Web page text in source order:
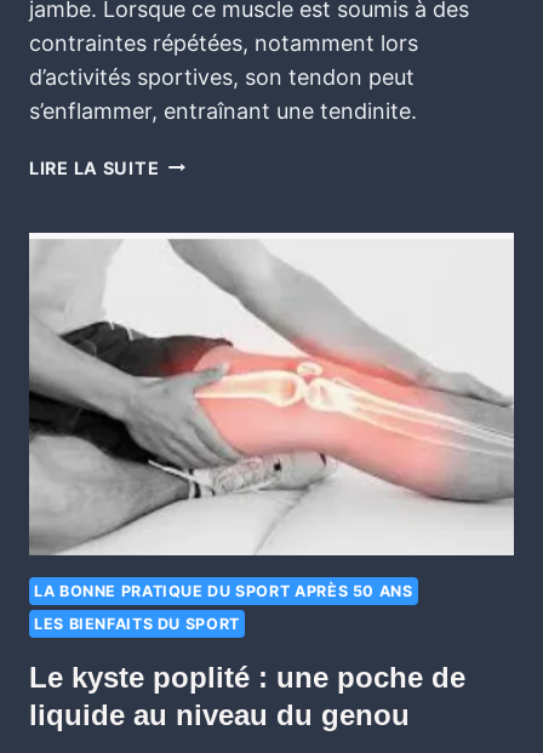
jambe. Lorsque ce muscle est soumis à des
contraintes répétées, notamment lors
d’activités sportives, son tendon peut
s’enflammer, entraînant une tendinite.
LIRE LA SUITE
LA BONNE PRATIQUE DU SPORT APRÈS 50 ANS
LES BIENFAITS DU SPORT
Le kyste poplité : une poche de
liquide au niveau du genou